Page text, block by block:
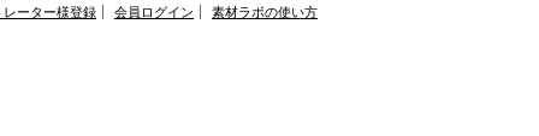
レーター様登録 会員ログイン 素材ラボの使い方